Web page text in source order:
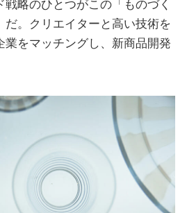
戦略のひとつがこの「ものづく
だ。クリエイターと高い技術を
業をマッチングし、新商品開発